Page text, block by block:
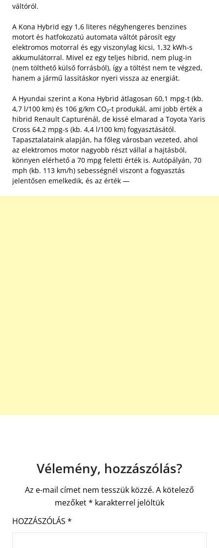
váltóról.
A Kona Hybrid egy 1,6 literes négyhengeres benzines
motort és hatfokozatú automata váltót párosít egy
elektromos motorral és egy viszonylag kicsi, 1,32 kWh-s
akkumulátorral. Mivel ez egy teljes hibrid, nem plug-in
(nem tölthető külső forrásból), így a töltést nem te végzed,
hanem a jármű lassításkor nyeri vissza az energiát.
A Hyundai szerint a Kona Hybrid átlagosan 60,1 mpg-t (kb.
4,7 l/100 km) és 106 g/km CO₂-t produkál, ami jobb érték a
hibrid Renault Capturénál, de kissé elmarad a Toyota Yaris
Cross 64,2 mpg-s (kb. 4,4 l/100 km) fogyasztásától.
Tapasztalataink alapján, ha főleg városban vezeted, ahol
az elektromos motor nagyobb részt vállal a hajtásból,
könnyen elérhető a 70 mpg feletti érték is. Autópályán, 70
mph (kb. 113 km/h) sebességnél viszont a fogyasztás
jelentősen emelkedik, és az érték —
Vélemény, hozzászólás?
Az e-mail címet nem tesszük közzé. A kötelező
mezőket* karakterrel jelöltük
HOZZÁSZÓLÁS *